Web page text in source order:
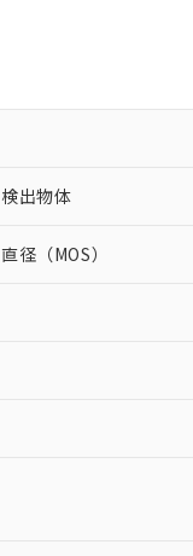
検出物体
直径（MOS）